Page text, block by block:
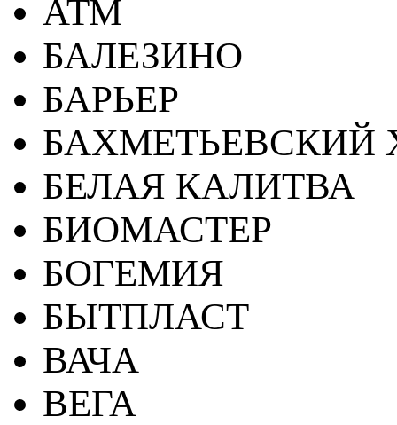
АТМ
БАЛЕЗИНО
БАРЬЕР
БАХМЕТЬЕВСКИЙ
БЕЛАЯ КАЛИТВА
БИОМАСТЕР
БОГЕМИЯ
БЫТПЛАСТ
ВАЧА
ВЕГА